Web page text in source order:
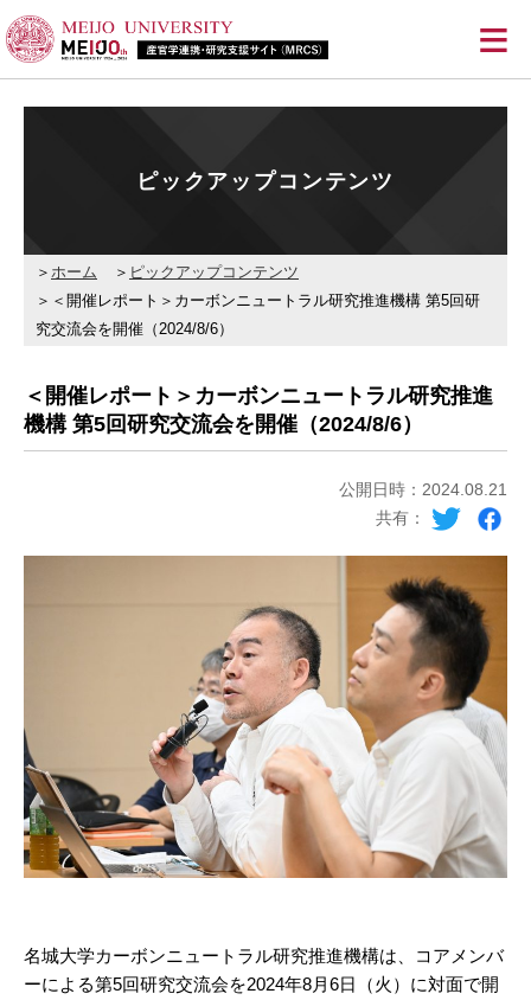
≡
ピックアップコンテンツ
ホーム
ピックアップコンテンツ
＜開催レポート＞カーボンニュートラル研究推進機構 第5回研
究交流会を開催（2024/8/6）
＜開催レポート＞カーボンニュートラル研究推進
機構 第5回研究交流会を開催（2024/8/6）
公開日時：2024.08.21
共有：
名城大学カーボンニュートラル研究推進機構は、コアメンバ
ーによる第5回研究交流会を2024年8月6日（火）に対面で開